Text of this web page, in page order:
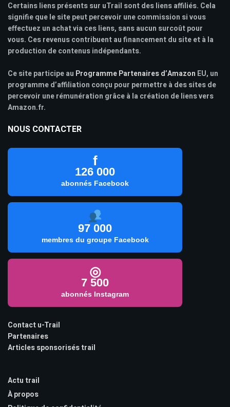
Certains liens présents sur uTrail sont des liens affiliés. Cela
signifie que le site peut percevoir une commission si vous
effectuez un achat via ces liens, sans aucun surcoût pour
vous. Ces revenus contribuent au financement du site et à la
production de contenus indépendants.
Ce site participe au Programme Partenaires d’Amazon EU, un
programme d’affiliation conçu pour permettre à des sites de
percevoir une rémunération grâce à la création de liens vers
Amazon.fr.
NOUS CONTACTER
f
126 000
abonnés Facebook
97 000
membres du groupe Facebook
◎
7 500
abonnés Instagram
Contact u-Trail
Partenaires
Articles sponsorisés trail
Actu trail
À propos